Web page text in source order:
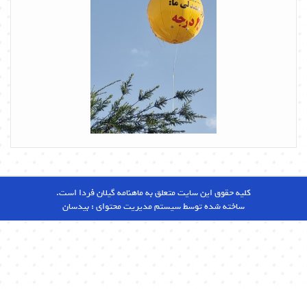
کلیه حقوق این سایت متعلق به ماهنامه گیلان فردا است.
ساخته شده توسط سیستم مدیریت محتوای :بیدسان